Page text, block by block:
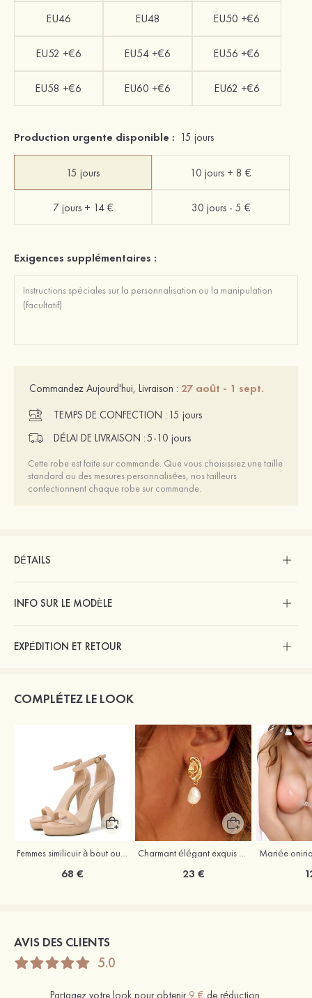
EU46 EU48 EU50 +€6
EU52 +€6 EU54 +€6 EU56 +€6
EU58 +€6 EU60 +€6 EU62 +€6
Production urgente disponible : 15 jours
15 jours 10 jours + 8 €
7 jours + 14 € 30 jours - 5 €
Exigences supplémentaires :
Commandez Aujourd'hui, Livraison : 27 août - 1 sept.
TEMPS DE CONFECTION : 15 jours
DÉLAI DE LIVRAISON :5-10 jours
Cette robe est faite sur commande. Que vous choisissiez une taille
standard ou des mesures personnalisées, nos tailleurs
confectionnent chaque robe sur commande.
DÉTAILS
INFO SUR LE MODÈLE
EXPÉDITION ET RETOUR
COMPLÉTEZ LE LOOK
68 € 23 €
AVIS DES CLIENTS
5.0
Partagez votre look pour obtenir 9 € de réduction.